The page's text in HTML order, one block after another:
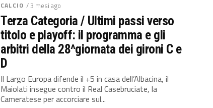
CALCIO / 3 mesi ago
Terza Categoria / Ultimi passi verso
titolo e playoff: il programma e gli
arbitri della 28^giornata dei gironi C e
D
Il Largo Europa difende il +5 in casa dell’Albacina, il
Maiolati insegue contro il Real Casebruciate, la
Cameratese per accorciare sul...